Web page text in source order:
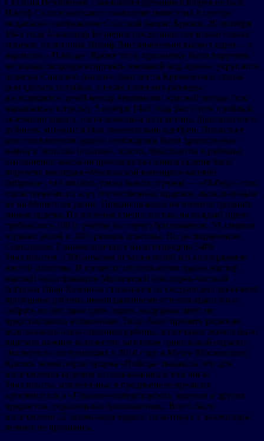
Сталина Верховным Главнокомандующим одобрен не был.
Иосиф Сталин высказал пожелание поместить в центре
медальона изображение Спасской башни Кремля. 29 октября
1943 года Александр Кузнецов представил несколько новых
эскизов, из которых Иосиф Виссарионович выбрал один — с
надписью «Победа». Кроме того, художнику было поручено
несколько подкорректировать внешний вид ордена: укрупнить
размеры Спасской башни и фрагмента Кремлёвской стены,
фон сделать голубым, а также изменить размеры
расходящихся лучей между вершинами красной звезды (так
называемые штралы). 5 ноября 1943 года был готов пробный
экземпляр ордена, изготовленный из платины, бриллиантов и
рубинов, который и был окончательно одобрен. Поскольку
для изготовления ордена необходимы были драгоценные
камни и металлы (платина, золото, бриллианты и рубины)
выполнение заказа на производство знаков ордена было
поручено мастерам «Московской ювелирно-часовой
фабрики», что явилось уникальным случаем — «Победа» стал
единственным из всех отечественных орденов, выполненным
не на Монетном дворе. Предполагалось изготовить тридцать
знаков ордена. По расчётам специалистов, на каждый орден
требовалось 180 (с учётом на порчу) бриллиантов, 50 алмазов
огранки розой и 300 граммов платины. По распоряжению
Совнаркома Главювелирторгу было отпущено 5400
бриллиантов, 1500 алмазов огранки розой и 9 килограммов
чистой платины. В процессе изготовления ордена мастер
высшей квалификации Московской ювелирно-часовой
фабрики Иван Казённов столкнулся со следующей проблемой:
природные рубины имели различные оттенки красного и
собрать из них даже один орден, выдержав цвет, не
представлялось возможным. Тогда было принято решение
использовать искусственные рубины, из которых можно было
нарезать нужное количество заготовок одинаковой окраски.
Экспертиза поступивших в 2010 году в Музеи Московского
Кремля экземпляров ордена «Победа» показала, что для
изготовления орденов использовались в том числе
бриллианты, извлечённые в предвоенное время из
хранившихся в «Гохране»императорских орденов и других
предметов, украшенных бриллиантами. Всего было
изготовлено 22 экземпляра ордена, из которых 2 экземпляра
никому не вручались.